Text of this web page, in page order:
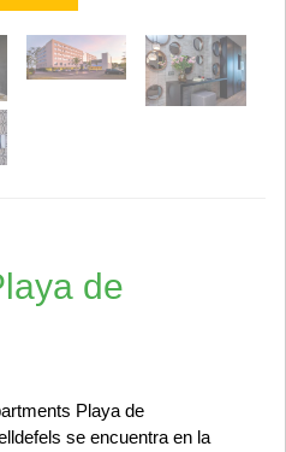
de
Playa de
se encuentra en la